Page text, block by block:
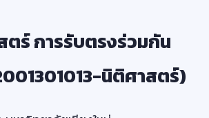
ตร์ การรับตรงร่วมกัน
นิติศาสตร์)